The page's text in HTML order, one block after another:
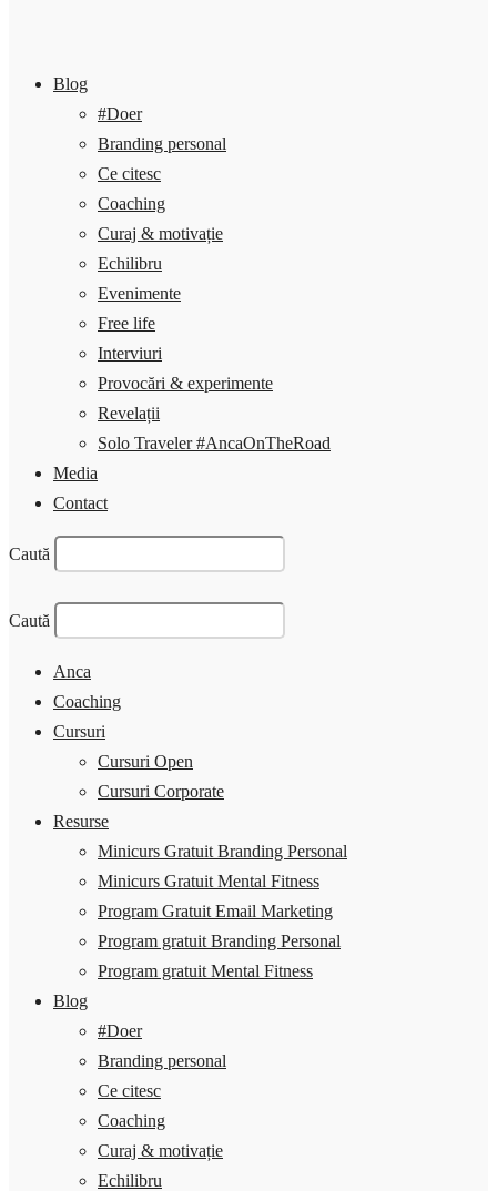
Blog
#Doer
Branding personal
Ce citesc
Coaching
Curaj & motivație
Echilibru
Evenimente
Free life
Interviuri
Provocări & experimente
Revelații
Solo Traveler #AncaOnTheRoad
Media
Contact
Caută
Caută
Anca
Coaching
Cursuri
Cursuri Open
Cursuri Corporate
Resurse
Minicurs Gratuit Branding Personal
Minicurs Gratuit Mental Fitness
Program Gratuit Email Marketing
Program gratuit Branding Personal
Program gratuit Mental Fitness
Blog
#Doer
Branding personal
Ce citesc
Coaching
Curaj & motivație
Echilibru